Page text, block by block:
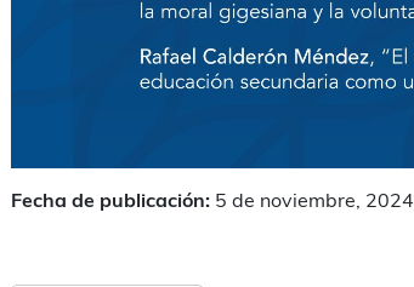
Fecha de publicación: 5 de noviembre, 2024